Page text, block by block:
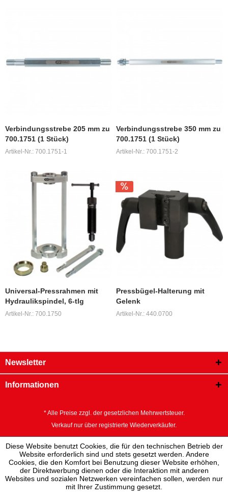
Verbindungsstrebe 205 mm zu
700.1751 (1 Stück)
Artikel-Nr.: 700.1751-1
Verbindungsstrebe 350 mm zu
700.1751 (1 Stück)
Artikel-Nr.: 700.1751-2
Universal-Pressrahmen mit
Hydraulikspindel, 6-tlg
Artikel-Nr.: 700.1750
Pressbügel-Halterung mit
Gelenk
Artikel-Nr.: 440.0700
Newsletter
Informationen
* Alle Preise zzgl. der gesetzlichen Mehrwertsteuer.
Verkauf nur über registrierte Wiederverkäufer.
Diese Website benutzt Cookies, die für den technischen Betrieb der
Website erforderlich sind und stets gesetzt werden. Andere
Cookies, die den Komfort bei Benutzung dieser Website erhöhen,
der Direktwerbung dienen oder die Interaktion mit anderen
Websites und sozialen Netzwerken vereinfachen sollen, werden nur
mit Ihrer Zustimmung gesetzt.